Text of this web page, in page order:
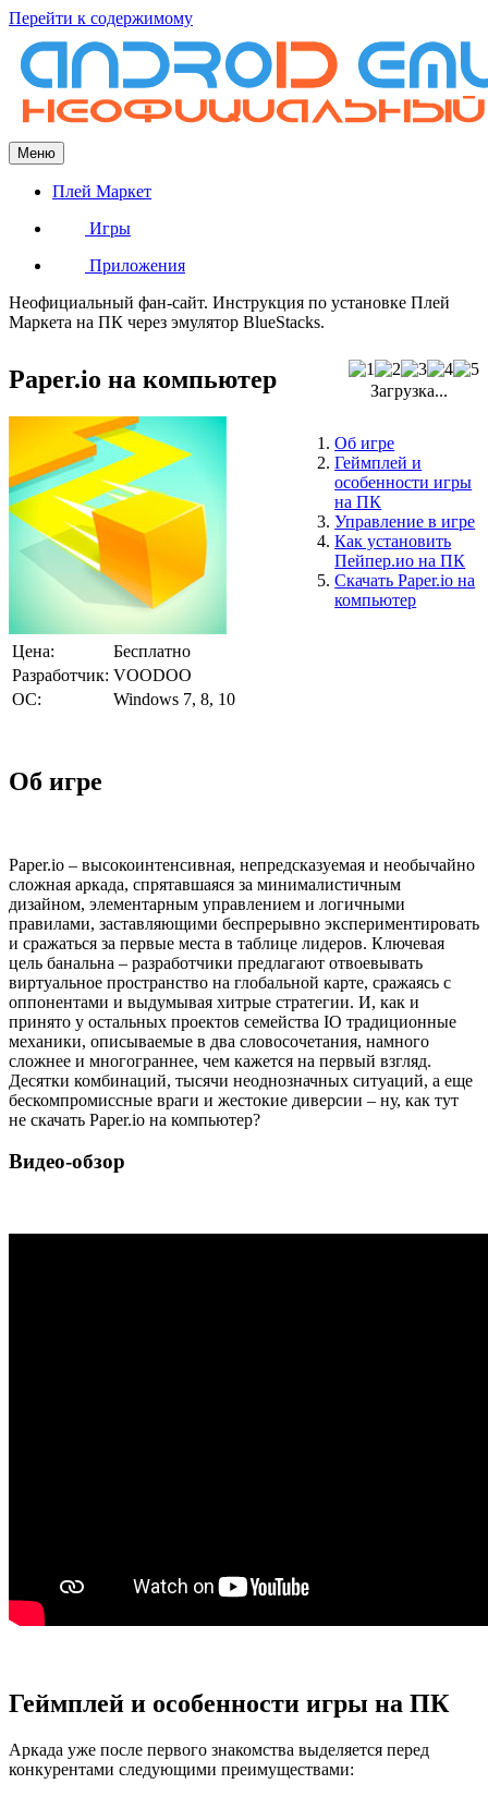
Перейти к содержимому
Меню
Плей Маркет
Игры
Приложения
Неофициальный фан-сайт. Инструкция по установке Плей
Маркета на ПК через эмулятор BlueStacks.
Paper.io на компьютер Загрузка...
Об игре
Геймплей и
особенности игры
на ПК
Управление в игре
Как установить
Пейпер.ио на ПК
Скачать Paper.io на
компьютер
Цена:
Бесплатно
Разработчик: VOODOO
ОС:
Windows 7, 8, 10
Об игре
Paper.io – высокоинтенсивная, непредсказуемая и необычайно
сложная аркада, спрятавшаяся за минималистичным
дизайном, элементарным управлением и логичными
правилами, заставляющими беспрерывно экспериментировать
и сражаться за первые места в таблице лидеров. Ключевая
цель банальна – разработчики предлагают отвоевывать
виртуальное пространство на глобальной карте, сражаясь с
оппонентами и выдумывая хитрые стратегии. И, как и
принято у остальных проектов семейства IO традиционные
механики, описываемые в два словосочетания, намного
сложнее и многограннее, чем кажется на первый взгляд.
Десятки комбинаций, тысячи неоднозначных ситуаций, а еще
бескомпромиссные враги и жестокие диверсии – ну, как тут
не скачать Paper.io на компьютер?
Видео-обзор
Геймплей и особенности игры на ПК
Аркада уже после первого знакомства выделяется перед
конкурентами следующими преимуществами: